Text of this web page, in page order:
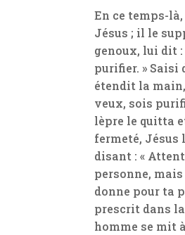
En ce temps-
Jésus ; il le
genoux, lui dit :
purifier. » Saisi
étendit la
veux, sois
lèpre le quitta
fermeté, Jésus
disant : «
personne,
donne pour ta
prescrit dans
homme se mit